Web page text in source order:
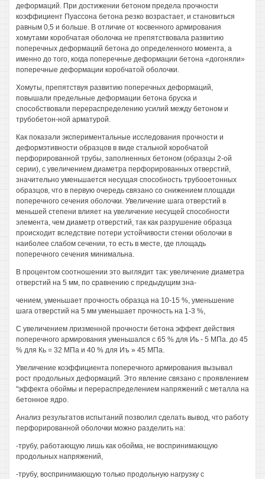
деформаций. При достижении бетоном предела прочности
коэффициент Пуассона бетона резко возрастает, и становиться
равным 0,5 и больше. В отличие от косвенного армирования
хомутами коробчатая оболочка не препятствовала развитию
поперечных деформаций бетона до определенного момента, а
именно до того, когда поперечные деформации бетона «догоняли»
поперечные деформации коробчатой оболочки.
Хомуты, препятствуя развитию поперечных деформаций,
повышали предельные деформации бетона бруска и
способствовали перераспределению усилий между бетоном и
трубобетон-ной арматурой.
Как показали экспериментальные исследования прочности и
деформэтивности образцов в виде стальной коробчатой
перфорированной трубы, заполненных бетоном (образцы 2-ой
серии), с увеличением диаметра перфорированных отверстий,
значительно уменьшается несущая способность трубооетонных
образцов, что в первую очередь связано со снижением площади
поперечного сечения оболочки. Увеличение шага отверстий в
меньшей степени влияет на увеличение несущей способности
элемента, чем диаметр отверстий, так как разрушение образца
происходит вследствие потери устойчивости стенки оболочки в
наиболее слабом сечении, то есть в месте, где площадь
поперечного сечения минимальна.
В процентом соотношении это выглядит так: увеличение диаметра
отверстий на 5 мм, по сравнению с предыдущим зна-
чением, уменьшает прочность образца на 10-15 %, уменьшение
шага отверстий на 5 мм уменьшает прочность на 1-3 %,
С увеличением лризменной прочности бетона эффект действия
поперечного армирования уменьшался с 65 % для Иь - 5 МПа. до 45
% для Кь = 32 МПа и 40 % для Иъ » 45 МПа.
Увеличение коэффициента поперечного армирования вызывал
рост продольных деформаций. Это явление связано с проявлением
"эффекта обоймы и перераспределением напряжений с металла на
бетонное ядро.
Анализ результатов испытаний позволил сделать вывод, что работу
перфорированной оболочки можно разделить на:
-трубу, работающую лишь как обойма, не воспринимающую
продольных напряжений,
-трубу, воспринимающую только продольную нагрузку с